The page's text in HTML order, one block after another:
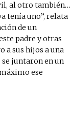
al otro también…
tenía uno”, relata
de un
padre y otras
a sus hijos a una
juntaron en un
ese